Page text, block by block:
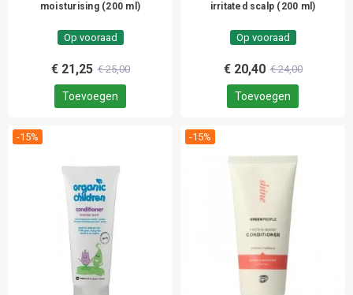
moisturising (200 ml)
Op vooraad
€ 21,25 € 25,00
Toevoegen
irritated scalp (200 ml)
Op vooraad
€ 20,40 € 24,00
Toevoegen
-15% -15%